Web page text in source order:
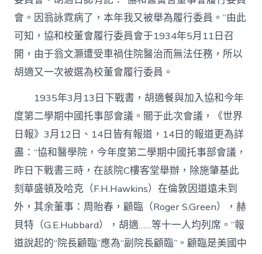
會。因翁詠霓病了，本年我又被舉為履行委員。”由此
可知，協和校董會履行委員會于1934年5月11日召
開，由于翁文灝遭受車禍住院醫治而無法任務，所以
胡適又一次被選為校董會履行委員。
1935年3月13日下戰書，胡適餐與加入協和今年
度第二學期中國托事部會議。關于此次會議，《世界
日報》3月12日、14日皆有報道，14日的報道更為詳
盡：“協和醫學院，今年度第二學期中國托事部會議，
昨日下戰書三時，在該院C樓客堂舉辦，除施肇基此
刻華盛頓及哈克（F.H.Hawkins）在倫敦因道遠未到
外，其余董事：周貽春，顧臨（Roger S.Green），赫
貝特（G.E.Hubbard），胡適……等十一人均列席。”報
道說起的“院長顧臨”應為“副院長顧臨”。顧臨是美國中